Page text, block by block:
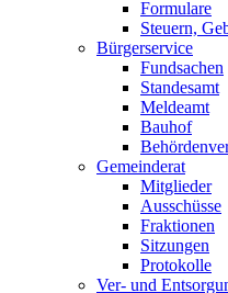
Formulare
Steuern,
Bürgerservice
Fundsachen
Standesamt
Meldeamt
Bauhof
Gemeinderat
Mitglieder
Ausschüsse
Fraktionen
Sitzungen
Protokolle
Ver- und